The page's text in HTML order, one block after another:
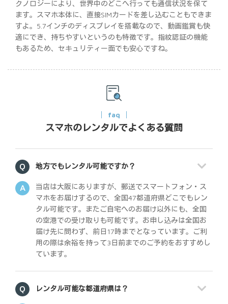
クノロジーにより、世界中のどこへ行っても通信状況を保て
ます。スマホ本体に、直接SIMカードを差し込むこともできま
すよ。5.7インチのディスプレイを搭載なので、動画鑑賞も快
適にでき、持ちやすいというのも特徴です。指紋認証の機能
もあるため、セキュリティー面でも安心ですね。
faq
スマホのレンタルでよくある質問
地方でもレンタル可能ですか？
当店は大阪にありますが、郵送でスマートフォン・ス
マホをお届けするので、全国47都道府県どこでもレン
タル可能です。またご自宅へのお届け以外にも、全国
の空港での受け取りも可能です。お申し込みは全国お
届け先に問わず、前日17時までとなっています。ご利
用の際は余裕を持って3日前までのご予約をおすすめし
ています。
レンタル可能な都道府県は？